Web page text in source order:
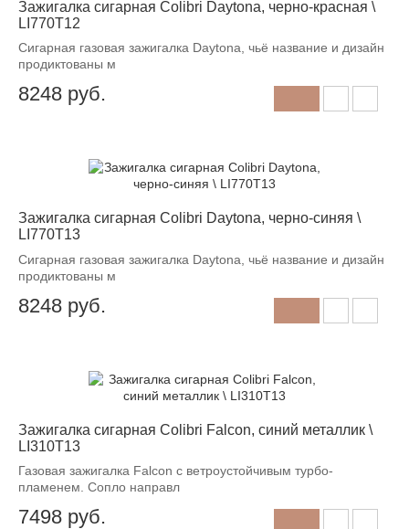
Зажигалка сигарная Colibri Daytona, черно-красная \
LI770T12
Сигарная газовая зажигалка Daytona, чьё название и дизайн
продиктованы м
8248 руб.
Зажигалка сигарная Colibri Daytona, черно-синяя \
LI770T13
Сигарная газовая зажигалка Daytona, чьё название и дизайн
продиктованы м
8248 руб.
Зажигалка сигарная Colibri Falcon, синий металлик \
LI310T13
Газовая зажигалка Falcon с ветроустойчивым турбо-
пламенем. Сопло направл
7498 руб.